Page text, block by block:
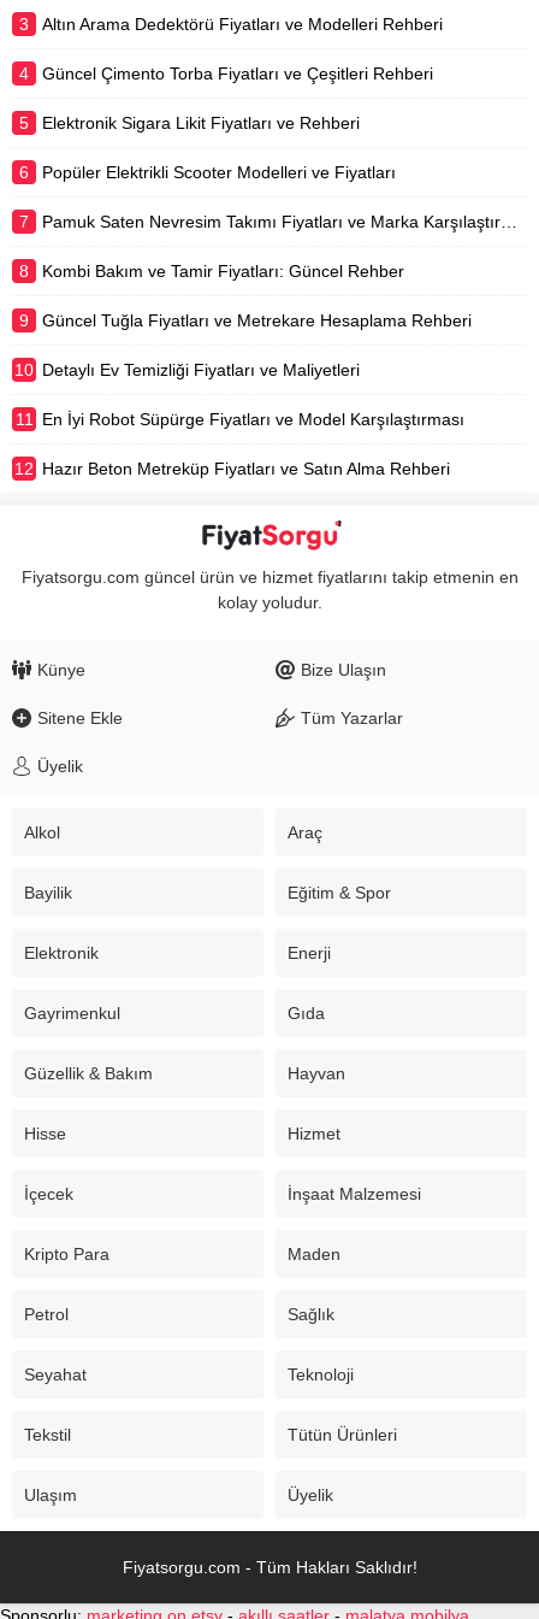
3 Altın Arama Dedektörü Fiyatları ve Modelleri Rehberi
4 Güncel Çimento Torba Fiyatları ve Çeşitleri Rehberi
5 Elektronik Sigara Likit Fiyatları ve Rehberi
6 Popüler Elektrikli Scooter Modelleri ve Fiyatları
7 Pamuk Saten Nevresim Takımı Fiyatları ve Marka Karşılaştırması
8 Kombi Bakım ve Tamir Fiyatları: Güncel Rehber
9 Güncel Tuğla Fiyatları ve Metrekare Hesaplama Rehberi
10 Detaylı Ev Temizliği Fiyatları ve Maliyetleri
11 En İyi Robot Süpürge Fiyatları ve Model Karşılaştırması
12 Hazır Beton Metreküp Fiyatları ve Satın Alma Rehberi
Fiyatsorgu.com güncel ürün ve hizmet fiyatlarını takip etmenin en
kolay yoludur.
Künye Bize Ulaşın
Sitene Ekle Tüm Yazarlar
Üyelik
Alkol Araç
Bayilik Eğitim & Spor
Elektronik Enerji
Gayrimenkul Gıda
Güzellik & Bakım Hayvan
Hisse Hizmet
İçecek İnşaat Malzemesi
Kripto Para Maden
Petrol Sağlık
Seyahat Teknoloji
Tekstil Tütün Ürünleri
Ulaşım Üyelik
Fiyatsorgu.com - Tüm Hakları Saklıdır!